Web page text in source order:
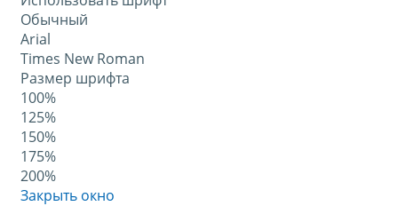
Обычный
Arial
Times New Roman
Размер шрифта
100%
125%
150%
175%
200%
Закрыть окно